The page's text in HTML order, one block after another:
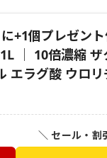
に+1個プレゼン
1L │ 10倍濃縮
エラグ酸 ウロ
＼ セール・割